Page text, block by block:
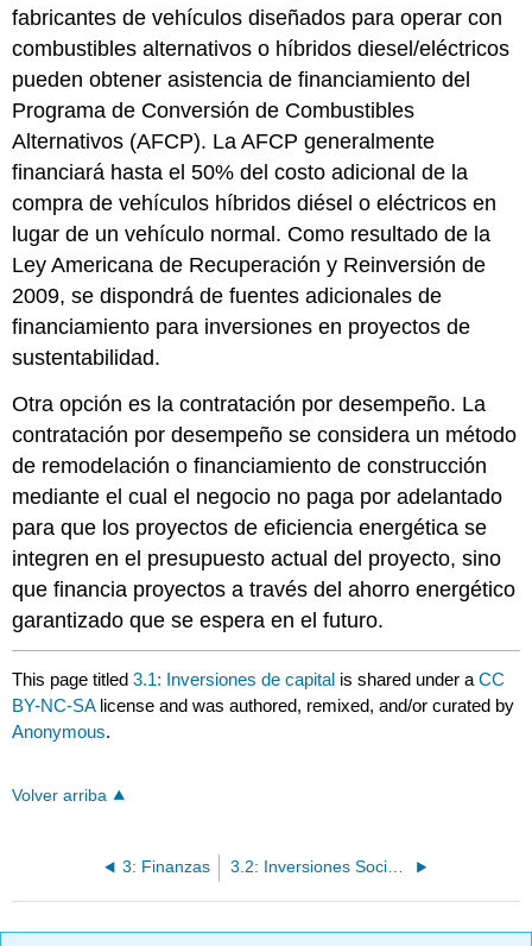
fabricantes de vehículos diseñados para operar con
combustibles alternativos o híbridos diesel/eléctricos
pueden obtener asistencia de financiamiento del
Programa de Conversión de Combustibles
Alternativos (AFCP). La AFCP generalmente
financiará hasta el 50% del costo adicional de la
compra de vehículos híbridos diésel o eléctricos en
lugar de un vehículo normal. Como resultado de la
Ley Americana de Recuperación y Reinversión de
2009, se dispondrá de fuentes adicionales de
financiamiento para inversiones en proyectos de
sustentabilidad.
Otra opción es la contratación por desempeño. La
contratación por desempeño se considera un método
de remodelación o financiamiento de construcción
mediante el cual el negocio no paga por adelantado
para que los proyectos de eficiencia energética se
integren en el presupuesto actual del proyecto, sino
que financia proyectos a través del ahorro energético
garantizado que se espera en el futuro.
This page titled3.1: Inversiones de capital is shared under aCC
BY-NC-SA license and was authored, remixed, and/or curated by
Anonymous.
Volver arriba
3: Finanzas 3.2: Inversiones Socialmente Responsables